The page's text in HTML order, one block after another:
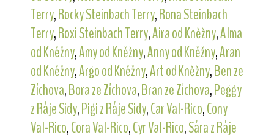
Terry,Rocky Steinbach Terry,Rona Steinbach
Terry,Roxi Steinbach Terry,Aira od Kněžny,Alma
od Kněžny,Amy od Kněžny,Anny od Kněžny,Aran
od Kněžny,Argo od Kněžny,Art od Kněžny,Ben ze
Zíchova,Bora ze Zíchova,Bran ze Zíchova,Peggy
z Ráje Sidy,Pigi z Ráje Sidy,Car Val-Rico,Cony
Val-Rico,Cora Val-Rico,Cyr Val-Rico,Sára z Ráje